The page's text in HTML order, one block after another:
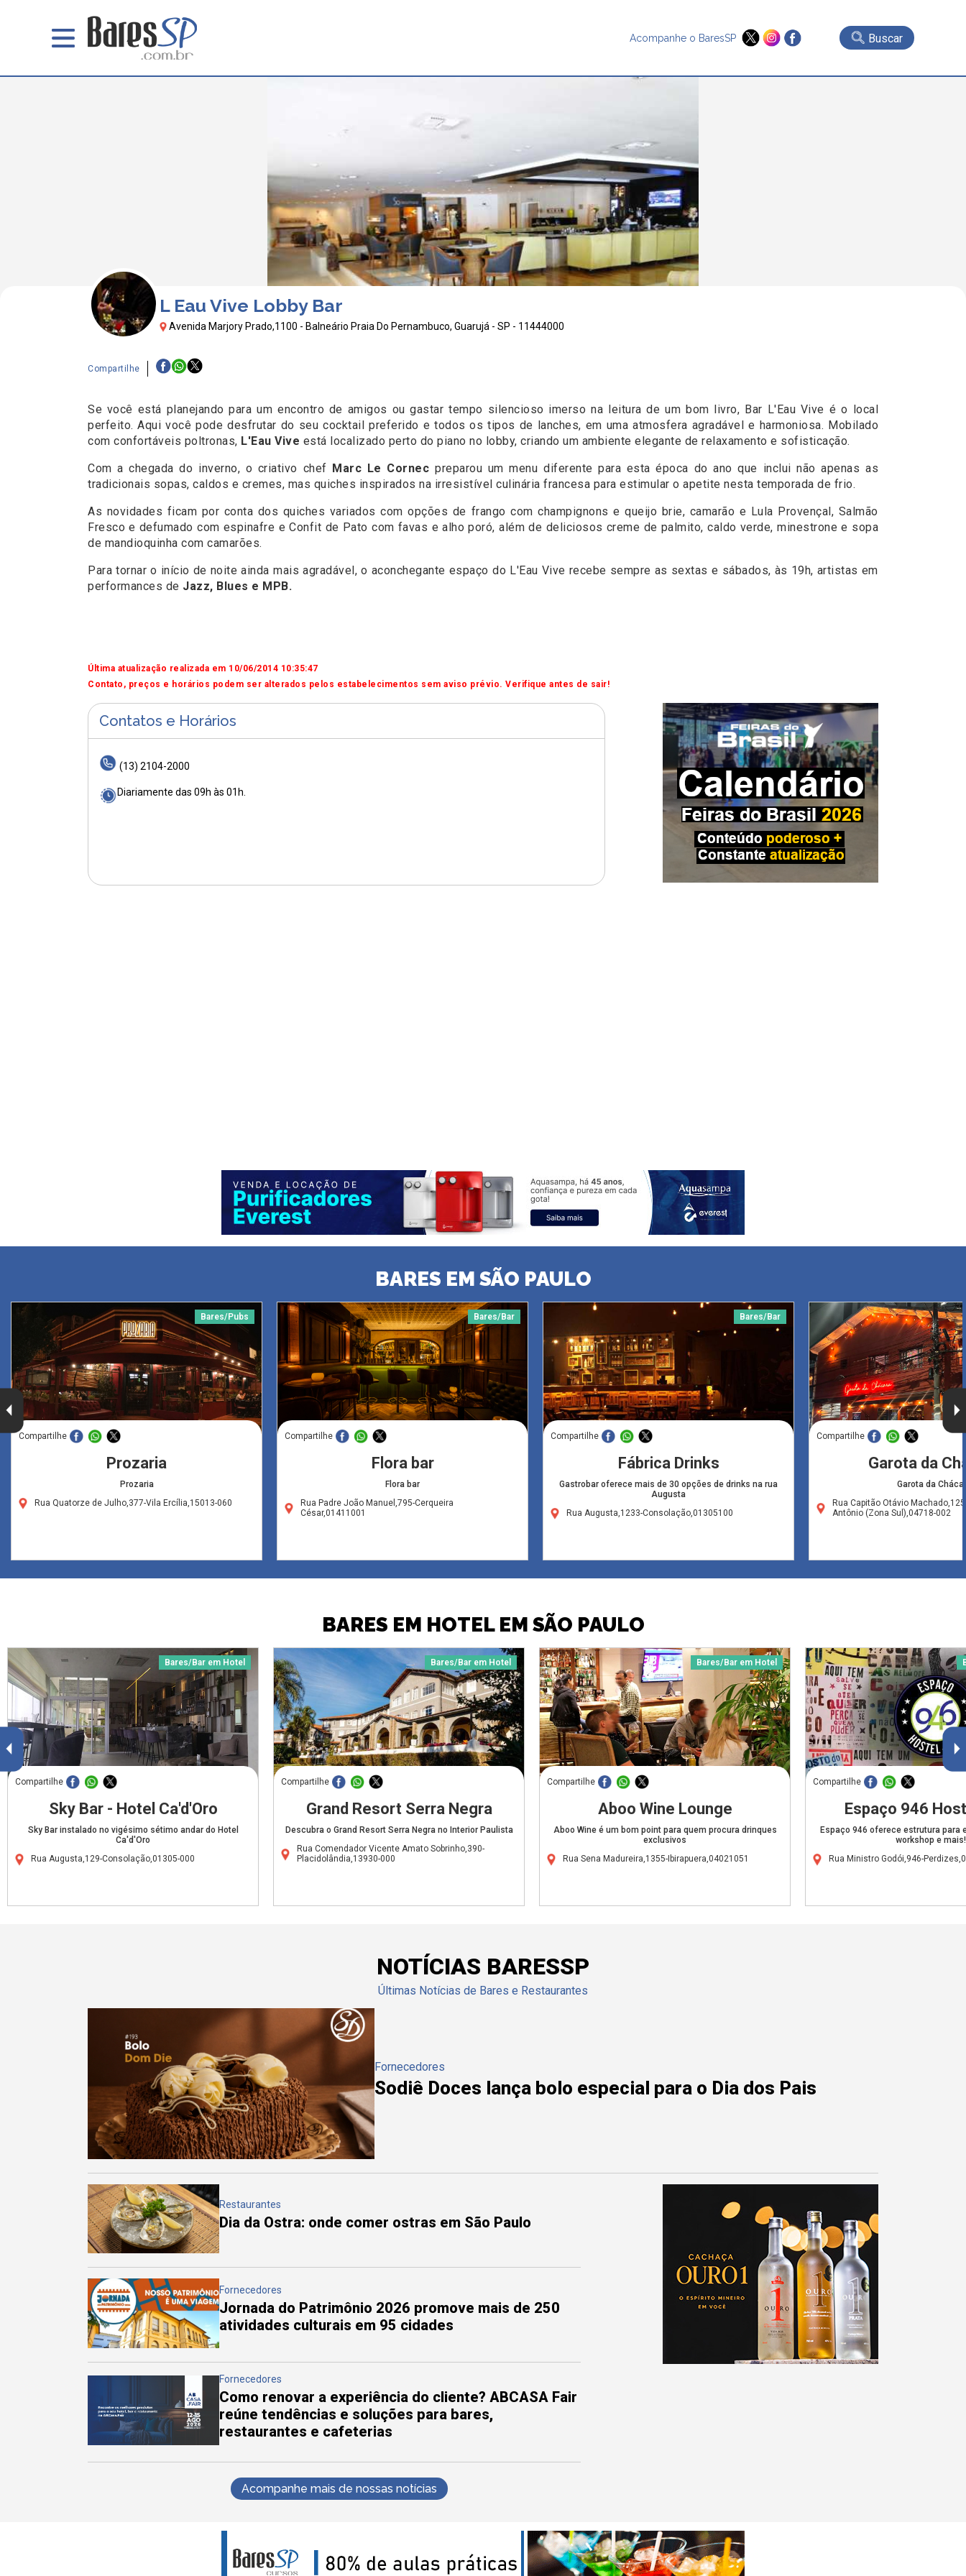
Acompanhe o BaresSP Buscar
L Eau Vive Lobby Bar
Avenida Marjory Prado,1100 - Balneário Praia Do Pernambuco, Guarujá - SP - 11444000
Compartilhe
Se você está planejando para um encontro de amigos ou gastar tempo silencioso imerso na leitura de um bom livro, Bar L'Eau Vive é o local
perfeito. Aqui você pode desfrutar do seu cocktail preferido e todos os tipos de lanches, em uma atmosfera agradável e harmoniosa. Mobilado
com confortáveis poltronas, L'Eau Vive está localizado perto do piano no lobby, criando um ambiente elegante de relaxamento e sofisticação.
Com a chegada do inverno, o criativo chef
Marc Le Cornecpreparou um menu diferente para esta época do ano que inclui não apenas as
tradicionais sopas, caldos e cremes, mas quiches inspirados na irresistível culinária francesa para estimular o apetite nesta temporada de frio.
As novidades ficam por conta dos quiches variados com opções de frango com champignons e queijo brie, camarão e Lula Provençal, Salmão
Fresco e defumado com espinafre e Confit de Pato com favas e alho poró, além de deliciosos creme de palmito, caldo verde, minestrone e sopa
de mandioquinha com camarões.
Para tornar o início de noite ainda mais agradável, o aconchegante espaço do L'Eau Vive recebe sempre as sextas e sábados, às 19h, artistas em
performances de Jazz, Blues e MPB.
Última atualização realizada em 10/06/2014 10:35:47
Contato, preços e horários podem ser alterados pelos estabelecimentos sem aviso prévio. Verifique antes de sair!
Contatos e Horários
(13) 2104-2000
Diariamente das 09h às 01h.
BARES EM SÃO PAULO
Bares/Pubs
Compartilhe
Prozaria
Prozaria
Rua Quatorze de Julho,377-Vila Ercília,15013-060
Bares/Bar
Compartilhe
Flora bar
Flora bar
Rua Padre João Manuel,795-Cerqueira
César,01411001
Bares/Bar
Compartilhe
Fábrica Drinks
Gastrobar oferece mais de 30 opções de drinks na rua
Augusta
Rua Augusta,1233-Consolação,01305100
Compartilhe
Garota da
Garota da
Rua Capitão Otávio
Antônio (Zona Sul),04718-002
BARES EM HOTEL EM SÃO PAULO
Bares/Bar em Hotel
Compartilhe
Sky Bar - Hotel Ca'd'Oro
Sky Bar instalado no vigésimo sétimo andar do Hotel
Ca'd'Oro
Rua Augusta,129-Consolação,01305-000
Bares/Bar em Hotel
Compartilhe
Grand Resort Serra Negra
Descubra o Grand Resort Serra Negra no Interior Paulista
Rua Comendador Vicente Amato Sobrinho,390-
Placidolândia,13930-000
Bares/Bar em Hotel
Compartilhe
Aboo Wine Lounge
Aboo Wine é um bom point para quem procura drinques
exclusivos
Rua Sena Madureira,1355-Ibirapuera,04021051
Compartilhe
Espaço 946
Espaço 946 oferece estrutura para
workshop e mais!
Rua Ministro Godói,946-
NOTÍCIAS BARESSP
Últimas Notícias de Bares e Restaurantes
Fornecedores
Sodiê Doces lança bolo especial para o Dia dos Pais
Restaurantes
Dia da Ostra: onde comer ostras em São Paulo
Fornecedores
Jornada do Patrimônio 2026 promove mais de 250
atividades culturais em 95 cidades
Fornecedores
Como renovar a experiência do cliente? ABCASA Fair
reúne tendências e soluções para bares,
restaurantes e cafeterias
Acompanhe mais de nossas notícias